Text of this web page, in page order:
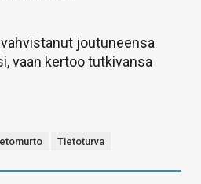
joutuneensa
vaan kertoo tutkivansa
Tietoturva